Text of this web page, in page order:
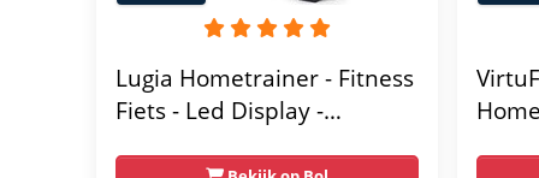
Lugia Hometrainer - Fitness
Fiets - Led Display -